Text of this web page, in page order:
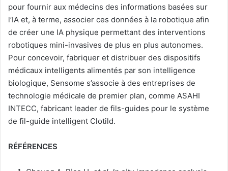
pour fournir aux médecins des informations basées sur
l’IA et, à terme, associer ces données à la robotique afin
de créer une IA physique permettant des interventions
robotiques mini-invasives de plus en plus autonomes.
Pour concevoir, fabriquer et distribuer des dispositifs
médicaux intelligents alimentés par son intelligence
biologique, Sensome s’associe à des entreprises de
technologie médicale de premier plan, comme ASAHI
INTECC, fabricant leader de fils-guides pour le système
de fil-guide intelligent Clotild.
RÉFÉRENCES